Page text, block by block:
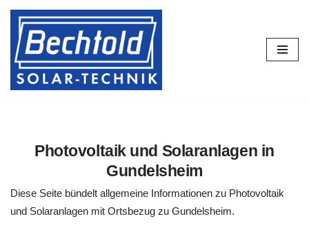
Zum
Inhalt
springen
Photovoltaik und Solaranlagen in
Gundelsheim
Diese Seite bündelt allgemeine Informationen zu Photovoltaik
und Solaranlagen mit Ortsbezug zu Gundelsheim.